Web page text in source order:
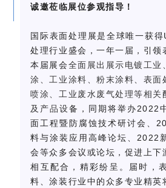
诚邀莅临展位参观指导！
国际表面处理展是全球唯一获
处理行业盛会，一年一届，引领
本届展会全面展出展示电镀工业
涂、工业涂料、粉末涂料、表面
喷涂、工业废水废气处理等相关
及产品设备，同期将举办2022
面工程暨防腐蚀技术研讨会、
料与涂装应用高峰论坛、2022
会等众多会议或论坛，促进上下
相互配合，精彩纷呈。届时，
料、涂装行业中的众多专业精英